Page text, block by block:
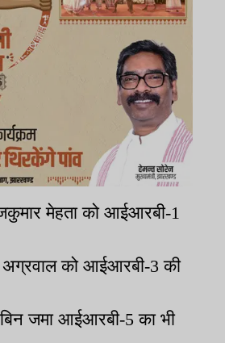
मेहता को आईआरबी-1
अग्रवाल को आईआरबी-3 की
जमा आईआरबी-5 का भी